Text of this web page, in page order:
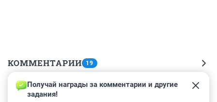
КОММЕНТАРИИ 19
Гость
8 июля 2023, 05:00
Получай награды за комментарии и другие
задания!